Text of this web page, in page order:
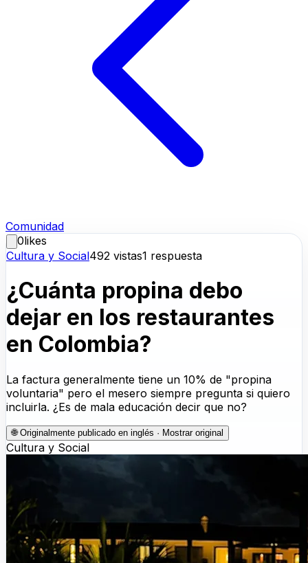
Comunidad
0likes
Cultura y Social492 vistas1 respuesta
¿Cuánta propina debo
dejar en los restaurantes
en Colombia?
La factura generalmente tiene un 10% de "propina
voluntaria" pero el mesero siempre pregunta si quiero
incluirla. ¿Es de mala educación decir que no?
🌐Originalmente publicado en inglés · Mostrar original
Cultura y Social